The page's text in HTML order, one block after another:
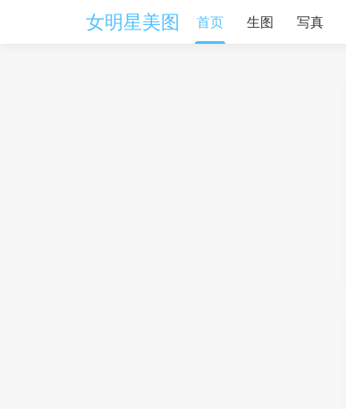
女明星美图 首页 生图 写真